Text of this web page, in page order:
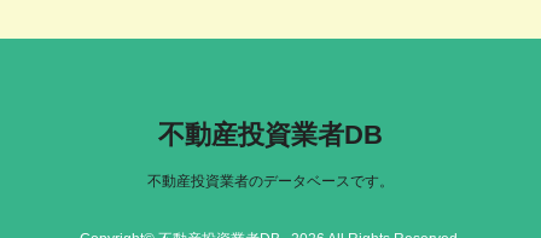
不動産投資業者DB
不動産投資業者のデータベースです。